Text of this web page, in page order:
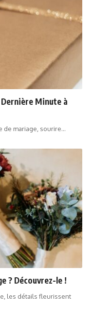
Dernière Minute à
de mariage, sourire…
? Découvrez-le !
les détails fleurissent